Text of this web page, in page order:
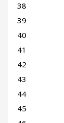
38
39
40
41
42
43
44
45